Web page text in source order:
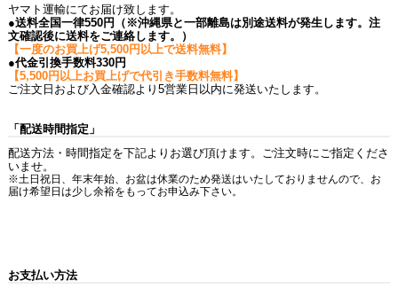
ヤマト運輸にてお届け致します。
●送料全国一律550円（※沖縄県と一部離島は別途送料が発生します。注
文確認後に送料をご連絡します。）
【一度のお買上げ5,500円以上で送料無料】
●代金引換手数料330円
【5,500円以上お買上げで代引き手数料無料】
ご注文日および入金確認より5営業日以内に発送いたします。
「配送時間指定」
配送方法・時間指定を下記よりお選び頂けます。ご注文時にご指定くださ
いませ。
※土日祝日、年末年始、お盆は休業のため発送はいたしておりませんので、お
届け希望日は少し余裕をもってお申込み下さい。
お支払い方法